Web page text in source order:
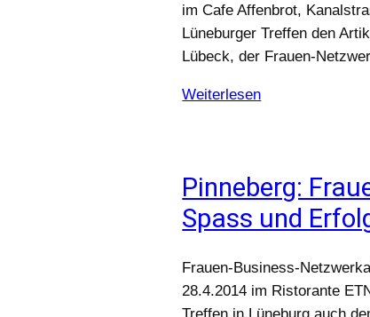
im Cafe Affenbrot,
Lüneburger Treffen den
Lübeck, der Frauen-
Weiterlesen
Pinneberg:
Spass und
Frauen-Business-
28.4.2014 im Ristorante